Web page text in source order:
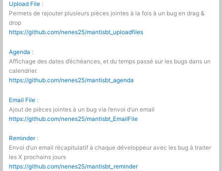
Upload File :
Permets de rajouter plusieurs pièces jointes à la fois à un bug en drag &
drop
https://github.com/nenes25/mantisbt_uploadfiles
Agenda :
Affichage des dates d’échéances, et du temps passé sur les bugs dans un
calendrier.
https://github.com/nenes25/mantisbt_agenda
Email File :
Ajout de pièces jointes à un bug via l’envoi d’un email
https://github.com/nenes25/mantisbt_EmailFile
Reminder :
Envoi d’un email récapitulatif à chaque développeur avec les bug à traiter
les X prochains jours
https://github.com/nenes25/mantisbt_reminder